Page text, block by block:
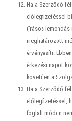
Ha a Szerződő
előlegfizetéssel
(írásos lemondás
meghatározott
érvényesíti.
érkezési napot
követően a
Ha a Szerződő
előlegfizetéssel,
foglalt módon